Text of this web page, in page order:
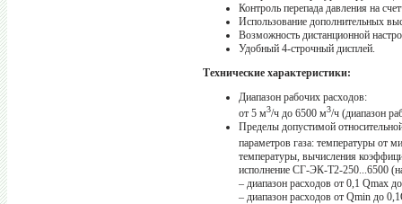
Контроль перепада давления на
Использование дополнительных
Возможность дистанционной
Удобный 4-строчный дисплей.
Технические характеристики:
Диапазон рабочих расходов:
от 5 м3/ч до 6500 м3/ч (диапазон
Пределы допустимой
параметров газа: температуры от
температуры, вычисления
исполнение СГ-ЭК-Т2-250...6500
– диапазон расходов от 0,1 Qmax
– диапазон расходов от Qmin до